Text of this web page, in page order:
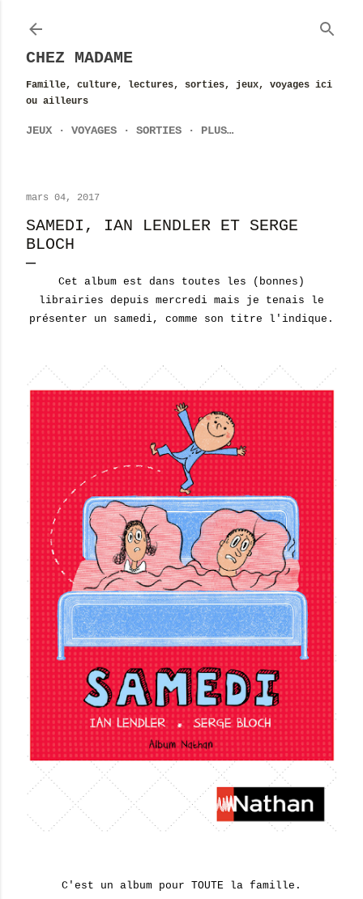
CHEZ MADAME
Famille, culture, lectures, sorties, jeux, voyages ici
ou ailleurs
JEUX VOYAGES SORTIES PLUS…
mars 04, 2017
SAMEDI, IAN LENDLER ET SERGE
BLOCH
Cet album est dans toutes les (bonnes)
librairies depuis mercredi mais je tenais le
présenter un samedi, comme son titre l'indique.
C'est un album pour TOUTE la famille.